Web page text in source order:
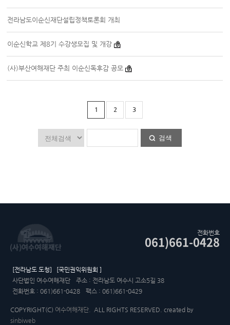
전라남도이순신재단설립정책토론회 개최
이순신학교 제8기 수강생모집 및 개강
(사)부산여해재단 주최 이순신독후감 공모
1 2 3
검색
[전라남도 도청]
[국민권익위원회 ]
사단법인 여수여해재단
주소 : 전라남도 여수시 고소5길 38
전화번호 : 061)661-0428
팩스 : 061)661-0429
COPYRIGHT(C) 여수여해재단.
ALL RIGHTS RESERVED. created by
sinbiweb
전화번호
061)661-0428